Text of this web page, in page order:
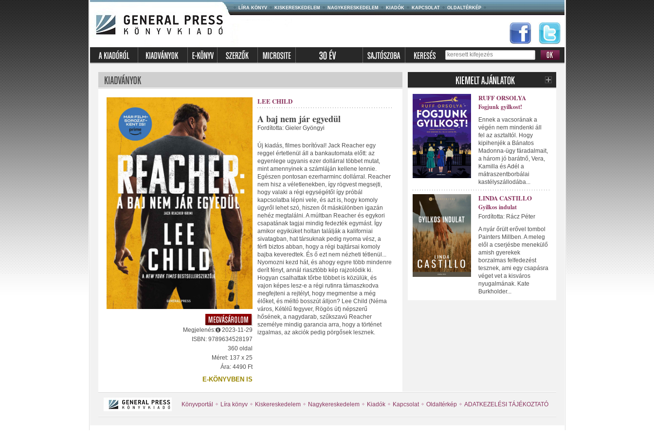
LÍRA KÖNYV KISKERESKEDELEM NAGYKERESKEDELEM KIADÓK KAPCSOLAT OLDALTÉRKÉP
Megjelenés:
2023-11-29
ISBN: 9789634528197
360 oldal
Méret: 137 x 25
Ára: 4490 Ft
E-KÖNYVBEN IS
LEE CHILD
A baj nem jár egyedül
Fordította: Gieler Gyöngyi
Új kiadás, filmes borítóval! Jack Reacher egy
reggel értetlenül áll a bankautomata előtt: az
egyenlege ugyanis ezer dollárral többet mutat,
mint amennyinek a számláján kellene lennie.
Egészen pontosan ezerharminc dollárral. Reacher
nem hisz a véletlenekben, így rögvest megsejti,
hogy valaki a régi egységétől így próbál
kapcsolatba lépni vele, és azt is, hogy komoly
ügyről lehet szó, hiszen őt máskülönben igazán
nehéz megtalálni. A múltban Reacher és egykori
csapatának tagjai mindig fedezték egymást. Így
amikor egyiküket holtan találják a kaliforniai
sivatagban, hat társuknak pedig nyoma vész, a
férfi biztos abban, hogy a régi bajtársai komoly
bajba keveredtek. És ő ezt nem nézheti tétlenül...
Nyomozni kezd hát, és ahogy egyre több mindenre
derít fényt, annál riasztóbb kép rajzolódik ki.
Hogyan csalhattak tőrbe többet is közülük, és
vajon képes lesz-e a régi rutinra támaszkodva
megfejteni a rejtélyt, hogy megmentse a még
élőket, és méltó bosszút álljon? Lee Child (Néma
város, Kétélű fegyver, Rögös út) népszerű
hősének, a nagydarab, szűkszavú Reacher
személye mindig garancia arra, hogy a történet
izgalmas, az akciók pedig pörgősek lesznek.
RUFF ORSOLYA
Fogjunk gyilkost!
Ennek a vacsorának a
végén nem mindenki áll
fel az asztaltól. Hogy
kipihenjék a Bánatos
Madonna-ügy fáradalmait,
a három jó barátnő, Vera,
Kamilla és Adél a
mátraszentborbálai
kastélyszállodába...
LINDA CASTILLO
Gyilkos indulat
Fordította: Rácz Péter
A nyár őrült erővel tombol
Painters Millben. A meleg
elől a cserjésbe menekülő
amish gyerekek
borzalmas felfedezést
tesznek, ami egy csapásra
véget vet a kisváros
nyugalmának. Kate
Burkholder...
Könyvportál Líra könyv Kiskereskedelem Nagykereskedelem Kiadók Kapcsolat Oldaltérkép ADATKEZELÉSI TÁJÉKOZTATÓ